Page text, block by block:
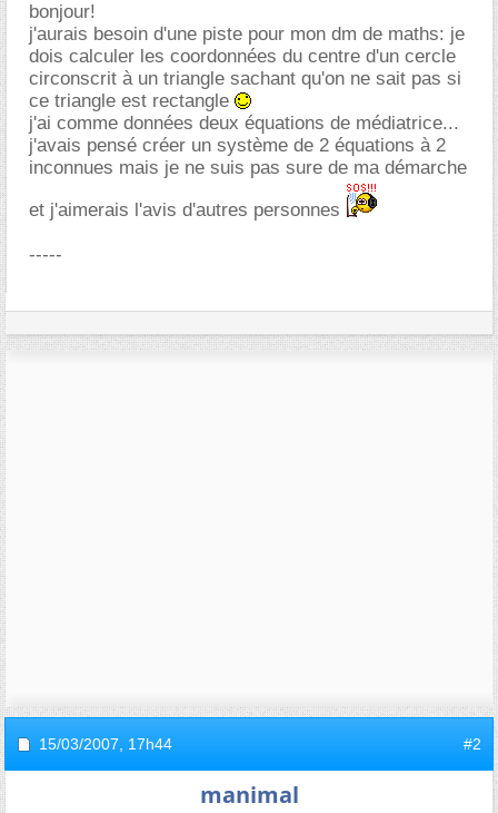
bonjour!
j'aurais besoin d'une piste pour mon dm de maths: je
dois calculer les coordonnées du centre d'un cercle
circonscrit à un triangle sachant qu'on ne sait pas si
ce triangle est rectangle
j'ai comme données deux équations de médiatrice...
j'avais pensé créer un système de 2 équations à 2
inconnues mais je ne suis pas sure de ma démarche
et j'aimerais l'avis d'autres personnes
-----
15/03/2007, 17h44 #2
manimal